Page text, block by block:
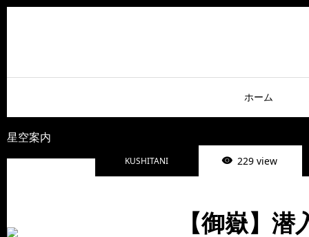
ホーム
星空案内
KUSHITANI
229 view
【御嶽】